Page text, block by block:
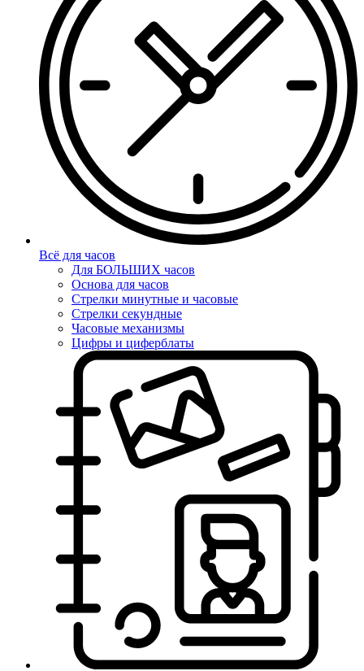
Всё для часов
Для БОЛЬШИХ часов
Основа для часов
Стрелки минутные и часовые
Стрелки секундные
Часовые механизмы
Цифры и циферблаты